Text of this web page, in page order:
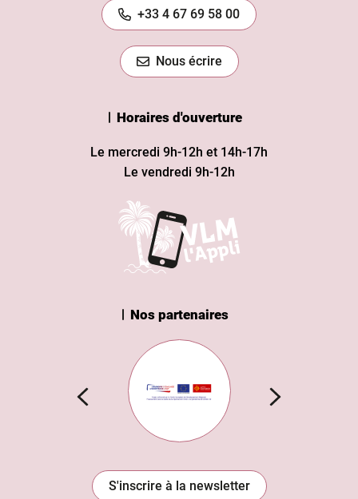
+33 4 67 69 58 00
Nous écrire
Horaires d'ouverture
Le mercredi 9h-12h et 14h-17h
Le vendredi 9h-12h
Nos partenaires
Subvention européenne
S'inscrire à la newsletter